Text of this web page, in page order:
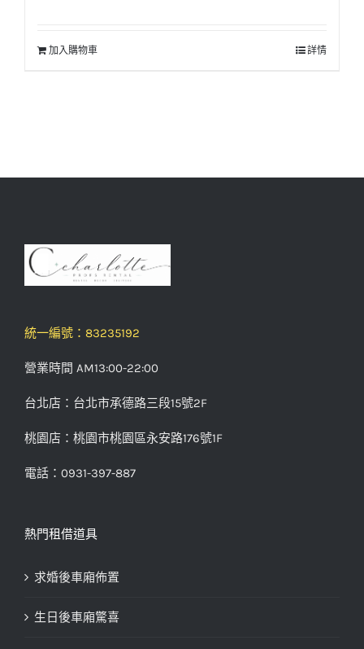
加入購物車 詳情
統一編號：83235192
營業時間 AM13:00-22:00
台北店：台北市承德路三段15號2F
桃園店：桃園市桃園區永安路176號1F
電話：0931-397-887
熱門租借道具
求婚後車廂佈置
生日後車廂驚喜